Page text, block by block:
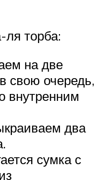
торба:
на две
свою очередь,
внутренним
два
сумка с